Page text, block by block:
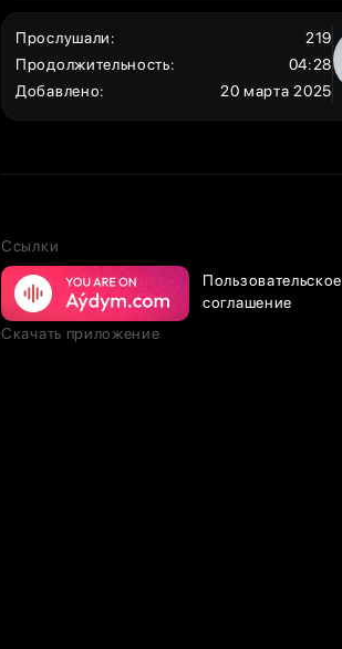
Прослушали:
219
Продолжительность:
04:28
Добавлено: 20 марта 2025
Ссылки
Пользовательское
соглашение
Скачать приложение